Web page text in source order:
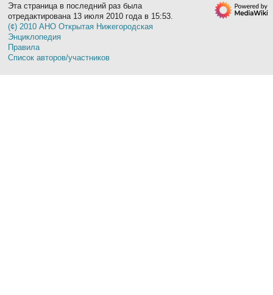
Эта страница в последний раз была
отредактирована 13 июля 2010 года в 15:53.
(¢) 2010 АНО Открытая Нижегородская
Энциклопедия
Правила
Список авторов/участников